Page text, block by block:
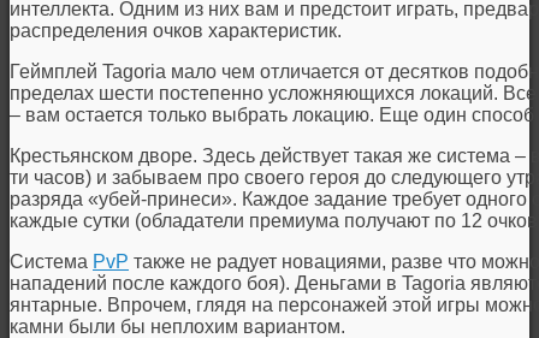
интеллекта. Одним из них вам и предстоит играть,
распределения очков характеристик.
Геймплей Tagoria мало чем отличается от десятков
пределах шести постепенно усложняющихся локаций. Все
– вам остается только выбрать локацию. Еще один
Крестьянском дворе. Здесь действует такая же система
ти часов) и забываем про своего героя до следующего
разряда «убей-принеси». Каждое задание требует одного
каждые сутки (обладатели премиума получают по 12
Система PvP также не радует новациями, разве что
нападений после каждого боя). Деньгами в Tagoria
янтарные. Впрочем, глядя на персонажей этой игры
камни были бы неплохим вариантом.